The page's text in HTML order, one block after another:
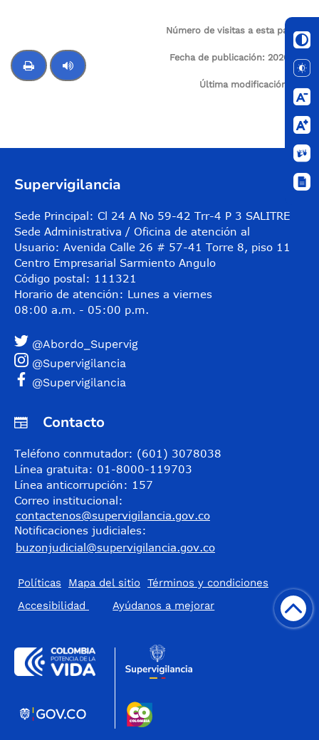
Número de visitas a esta página:
61
Fecha de publicación: 2026-01-
05
Última modificación:
Supervigilancia
Sede Principal: Cl 24 A No 59-42 Trr-4 P 3 SALITRE
Sede Administrativa / Oficina de atención al
Usuario: Avenida Calle 26 # 57-41 Torre 8, piso 11
Centro Empresarial Sarmiento Angulo
Código postal: 111321
Horario de atención: Lunes a viernes
08:00 a.m. - 05:00 p.m.
@Abordo_Supervig
@Supervigilancia
@Supervigilancia
Contacto
Teléfono conmutador: (601) 3078038
Línea gratuita: 01-8000-119703
Línea anticorrupción: 157
Correo institucional:
contactenos@supervigilancia.gov.co
Notificaciones judiciales:
buzonjudicial@supervigilancia.gov.co
Políticas Mapa del sitio
Términos y condiciones
Accesibilidad
​Ayúdanos a mejorar